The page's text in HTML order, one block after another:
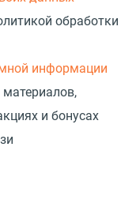
обработки
информации
материалов,
и бонусах